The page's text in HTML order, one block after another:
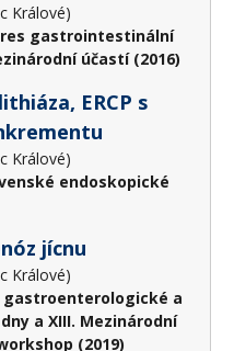
Králové)
gastrointestinální
účastí (2016)
ERCP s
Králové)
endoskopické
jícnu
Králové)
gastroenterologické a
a XIII. Mezinárodní
(2019)